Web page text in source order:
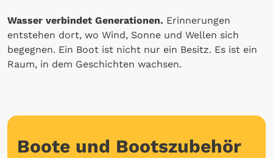
Wasser verbindet Generationen. Erinnerungen
entstehen dort, wo Wind, Sonne und Wellen sich
begegnen. Ein Boot ist nicht nur ein Besitz. Es ist ein
Raum, in dem Geschichten wachsen.
Boote und Bootszubehör